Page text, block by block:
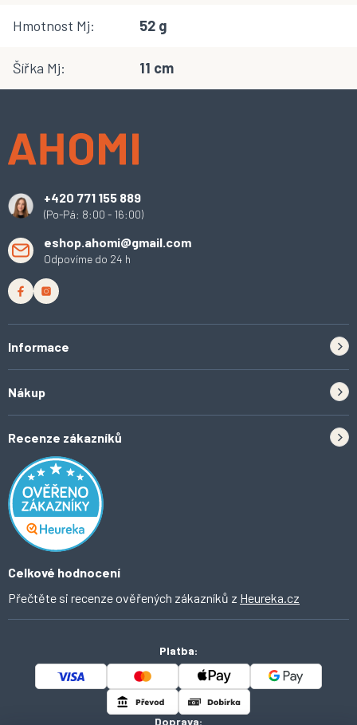
Hmotnost Mj: 52 g
Šířka Mj: 11 cm
+420 771 155 889
(Po-Pá: 8:00 - 16:00)
eshop.ahomi@gmail.com
Odpovíme do 24 h
Informace
Tipy do kuchyně
Inspirace a trendy
Domácí vychytávky
O Ahomi
Nákup
Odstoupení od smlouvy
Obchodní podmínky
Ochrana osobních údajů
Recenze zákazníků
Celkové hodnocení
Přečtěte si recenze ověřených zákazníků z Heureka.cz
Platba:
Doprava: